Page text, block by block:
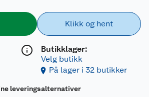
Klikk og hent
Butikklager:
Velg butikk
På lager i 32 butikker
leveringsalternativer